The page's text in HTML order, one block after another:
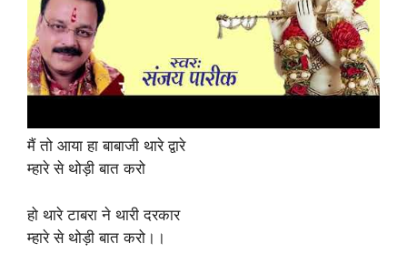
मैं तो आया हा बाबाजी थारे द्वारे
म्हारे से थोड़ी बात करो
हो थारे टाबरा ने थारी दरकार
म्हारे से थोड़ी बात करो।।